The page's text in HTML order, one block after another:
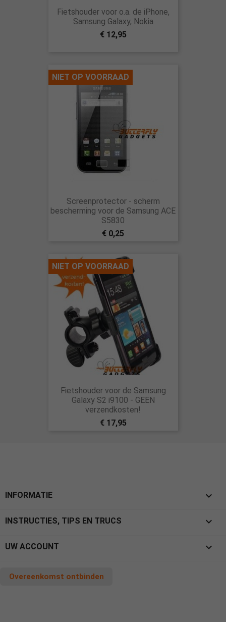
Fietshouder voor o.a. de iPhone,
Samsung Galaxy, Nokia
€ 12,95
Screenprotector - scherm
bescherming voor de Samsung ACE
S5830
€ 0,25
NIET OP VOORRAAD
Fietshouder voor de Samsung
Galaxy S2 i9100 - GEEN
verzendkosten!
€ 17,95
NIET OP VOORRAAD
INFORMATIE 
INSTRUCTIES, TIPS EN TRUCS 
UW ACCOUNT 
Overeenkomst ontbinden